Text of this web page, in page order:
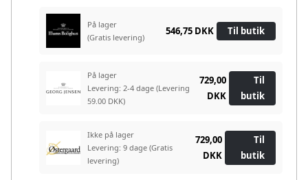
På lager
(Gratis levering)
546,75 DKK Til butik
På lager
Levering: 2-4 dage (Levering
59.00 DKK)
729,00
DKK
Til
butik
Ikke på lager
Levering: 9 dage (Gratis
levering)
729,00
DKK
Til
butik